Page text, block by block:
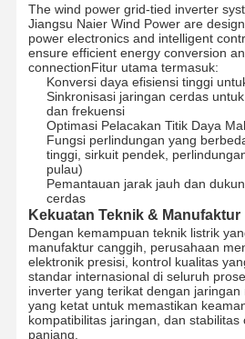
The wind power grid-tied inverter
Jiangsu Naier Wind Power are
power electronics and intelligent
ensure efficient energy conversion
connectionFitur utama termasuk:
Konversi daya efisiensi tinggi
Sinkronisasi jaringan cerdas
dan frekuensi
Optimasi Pelacakan Titik Daya
Fungsi perlindungan yang
tinggi, sirkuit pendek,
pulau)
Pemantauan jarak jauh dan
cerdas
Kekuatan Teknik & Manufaktur
Dengan kemampuan teknik listrik
manufaktur canggih, perusahaan
elektronik presisi, kontrol kualitas
standar internasional di seluruh
inverter yang terikat dengan
yang ketat untuk memastikan
kompatibilitas jaringan, dan stabilitas
panjang.